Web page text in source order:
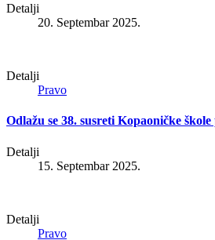
Detalji
20. Septembar 2025.
Detalji
Pravo
Odlažu se 38. susreti Kopaoničke
Detalji
15. Septembar 2025.
Detalji
Pravo